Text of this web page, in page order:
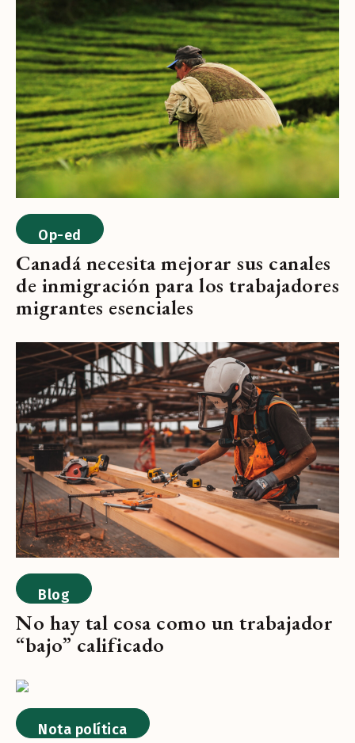
Op-ed
Canadá necesita mejorar sus canales
de inmigración para los trabajadores
migrantes esenciales
Blog
No hay tal cosa como un trabajador
“bajo” calificado
Nota política